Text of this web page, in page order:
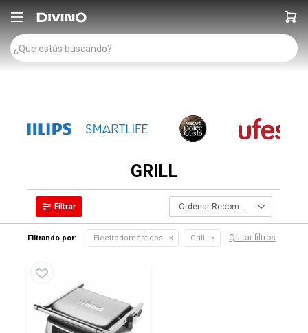

GRILL
Recomendados
Filtrando por: Electrodomésticos Grill Quitar filtros